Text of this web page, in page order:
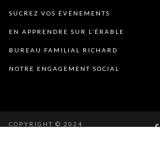
SUCREZ VOS ÉVÉNEMENTS
EN APPRENDRE SUR L’ÉRABLE
BUREAU FAMILIAL RICHARD
NOTRE ENGAGEMENT SOCIAL
COPYRIGHT © 2024